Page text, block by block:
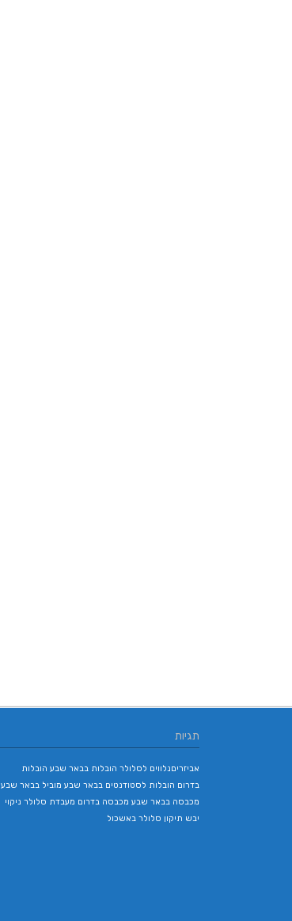
תגיות
אביזריםנלווים לסלולר הובלות בבאר שבע הובלות
בדרום הובלות לסטודנטים בבאר שבע מוביל בבאר שבע
מכבסה בבאר שבע מכבסה בדרום מעבדת סלולר ניקוי
יבש תיקון סלולר באשכול